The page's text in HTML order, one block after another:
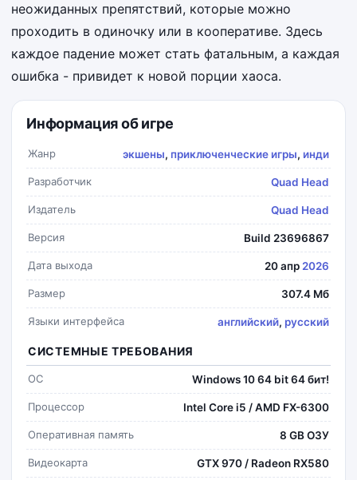
неожиданных препятствий, которые можно
проходить в одиночку или в кооперативе. Здесь
каждое падение может стать фатальным, а каждая
ошибка - привидет к новой порции хаоса.
Информация об игре
Жанр экшены, приключенческие игры, инди
Разработчик Quad Head
Издатель Quad Head
Версия Build 23696867
Дата выхода 20 апр 2026
Размер 307.4 Мб
Языки интерфейса английский, русский
СИСТЕМНЫЕ ТРЕБОВАНИЯ
ОС Windows 10 64 bit 64 бит!
Процессор Intel Core i5 / AMD FX-6300
Оперативная память 8 GB ОЗУ
Видеокарта GTX 970 / Radeon RX580